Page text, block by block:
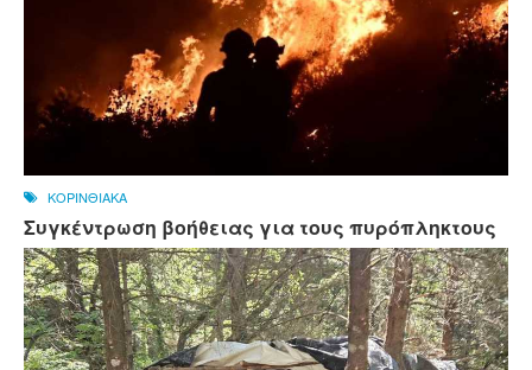
ΚΟΡΙΝΘΙΑΚΑ
Συγκέντρωση βοήθειας για τους πυρόπληκτους